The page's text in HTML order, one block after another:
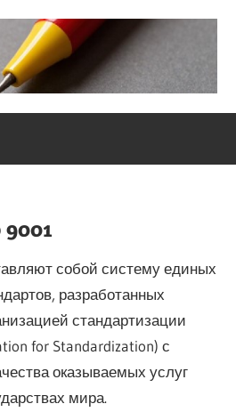
собой систему единых
разработанных
стандартизации
for Standardization) с
оказываемых услуг
мира.